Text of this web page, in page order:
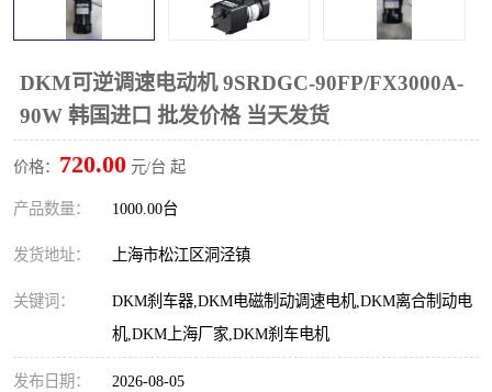
DKM可逆调速电动机 9SRDGC-90FP/FX3000A-
90W 韩国进口 批发价格 当天发货
价格： 720.00 元/台 起
产品数量： 1000.00台
发货地址： 上海市松江区洞泾镇
关键词：
DKM刹车器,DKM电磁制动调速电机,DKM离合制动电
机,DKM上海厂家,DKM刹车电机
发布日期： 2026-08-05